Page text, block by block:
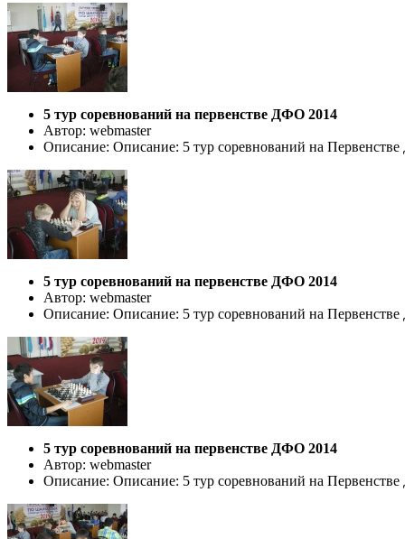
5 тур соревнований на первенстве ДФО 2014
Автор: webmaster
Описание: Описание: 5 тур соревнований на
5 тур соревнований на первенстве ДФО 2014
Автор: webmaster
Описание: Описание: 5 тур соревнований на
5 тур соревнований на первенстве ДФО 2014
Автор: webmaster
Описание: Описание: 5 тур соревнований на